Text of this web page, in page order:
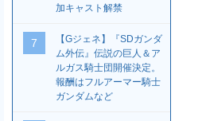
加キャスト解禁
7
【Gジェネ】『SDガンダ
ム外伝』伝説の巨人＆ア
ルガス騎士団開催決定。
報酬はフルアーマー騎士
ガンダムなど